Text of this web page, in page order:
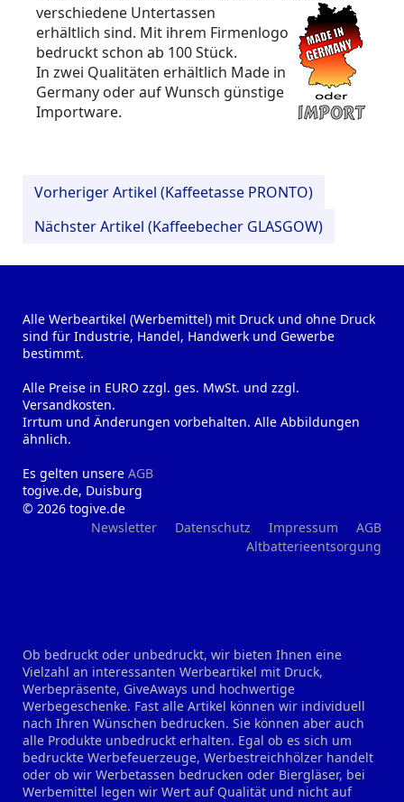
verschiedene Untertassen
erhältlich sind. Mit ihrem Firmenlogo
bedruckt schon ab 100 Stück.
In zwei Qualitäten erhältlich Made in
Germany oder auf Wunsch günstige
Importware.
Vorheriger Artikel (Kaffeetasse PRONTO)
Nächster Artikel (Kaffeebecher GLASGOW)
Alle Werbeartikel (Werbemittel) mit Druck und ohne Druck
sind für Industrie, Handel, Handwerk und Gewerbe
bestimmt.
Alle Preise in EURO zzgl. ges. MwSt. und zzgl.
Versandkosten.
Irrtum und Änderungen vorbehalten. Alle Abbildungen
ähnlich.
Es gelten unsere AGB
togive.de, Duisburg
© 2026 togive.de
Newsletter
Datenschutz Impressum
AGB
Altbatterieentsorgung
Ob bedruckt oder unbedruckt, wir bieten Ihnen eine
Vielzahl an interessanten Werbeartikel mit Druck,
Werbepräsente, GiveAways und hochwertige
Werbegeschenke. Fast alle Artikel können wir individuell
nach Ihren Wünschen bedrucken. Sie können aber auch
alle Produkte unbedruckt erhalten. Egal ob es sich um
bedruckte Werbefeuerzeuge, Werbestreichhölzer handelt
oder ob wir Werbetassen bedrucken oder Biergläser, bei
Werbemittel legen wir Wert auf Qualität und nicht auf